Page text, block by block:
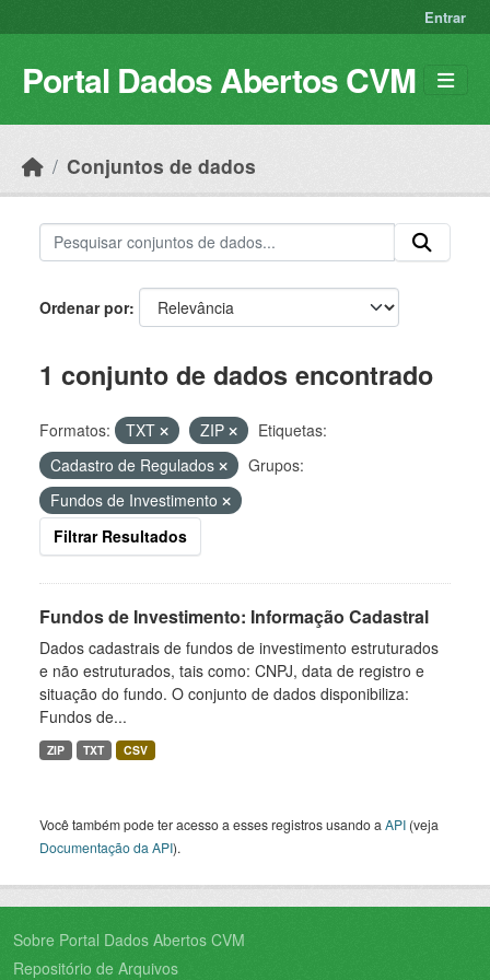
Entrar
Portal Dados Abertos CVM
Conjuntos de dados
Ordenar por
1 conjunto de dados encontrado
Formatos: TXT ZIP
Etiquetas:
Cadastro de Regulados
Grupos:
Fundos de Investimento
Filtrar Resultados
Fundos de Investimento: Informação Cadastral
Dados cadastrais de fundos de investimento estruturados
e não estruturados, tais como: CNPJ, data de registro e
situação do fundo. O conjunto de dados disponibiliza:
Fundos de...
ZIP TXT CSV
Você também pode ter acesso a esses registros usando a API (veja
Documentação da API).
Sobre Portal Dados Abertos CVM
Repositório de Arquivos